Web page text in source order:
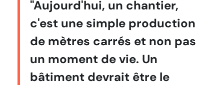
"Aujourd'hui, un chantier,
c'est une simple production
de mètres carrés et non pas
un moment de vie. Un
bâtiment devrait être le